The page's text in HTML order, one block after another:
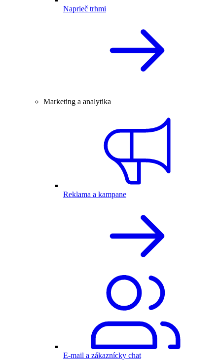
Naprieč trhmi
Marketing a analytika
Reklama a kampane
E-mail a zákaznícky chat